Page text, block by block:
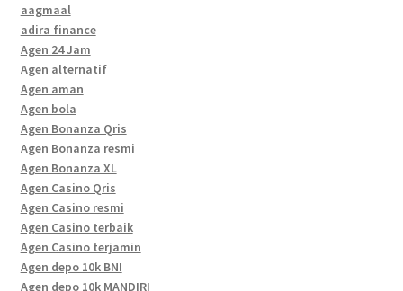
aagmaal
adira finance
Agen 24 Jam
Agen alternatif
Agen aman
Agen bola
Agen Bonanza Qris
Agen Bonanza resmi
Agen Bonanza XL
Agen Casino Qris
Agen Casino resmi
Agen Casino terbaik
Agen Casino terjamin
Agen depo 10k BNI
Agen depo 10k MANDIRI